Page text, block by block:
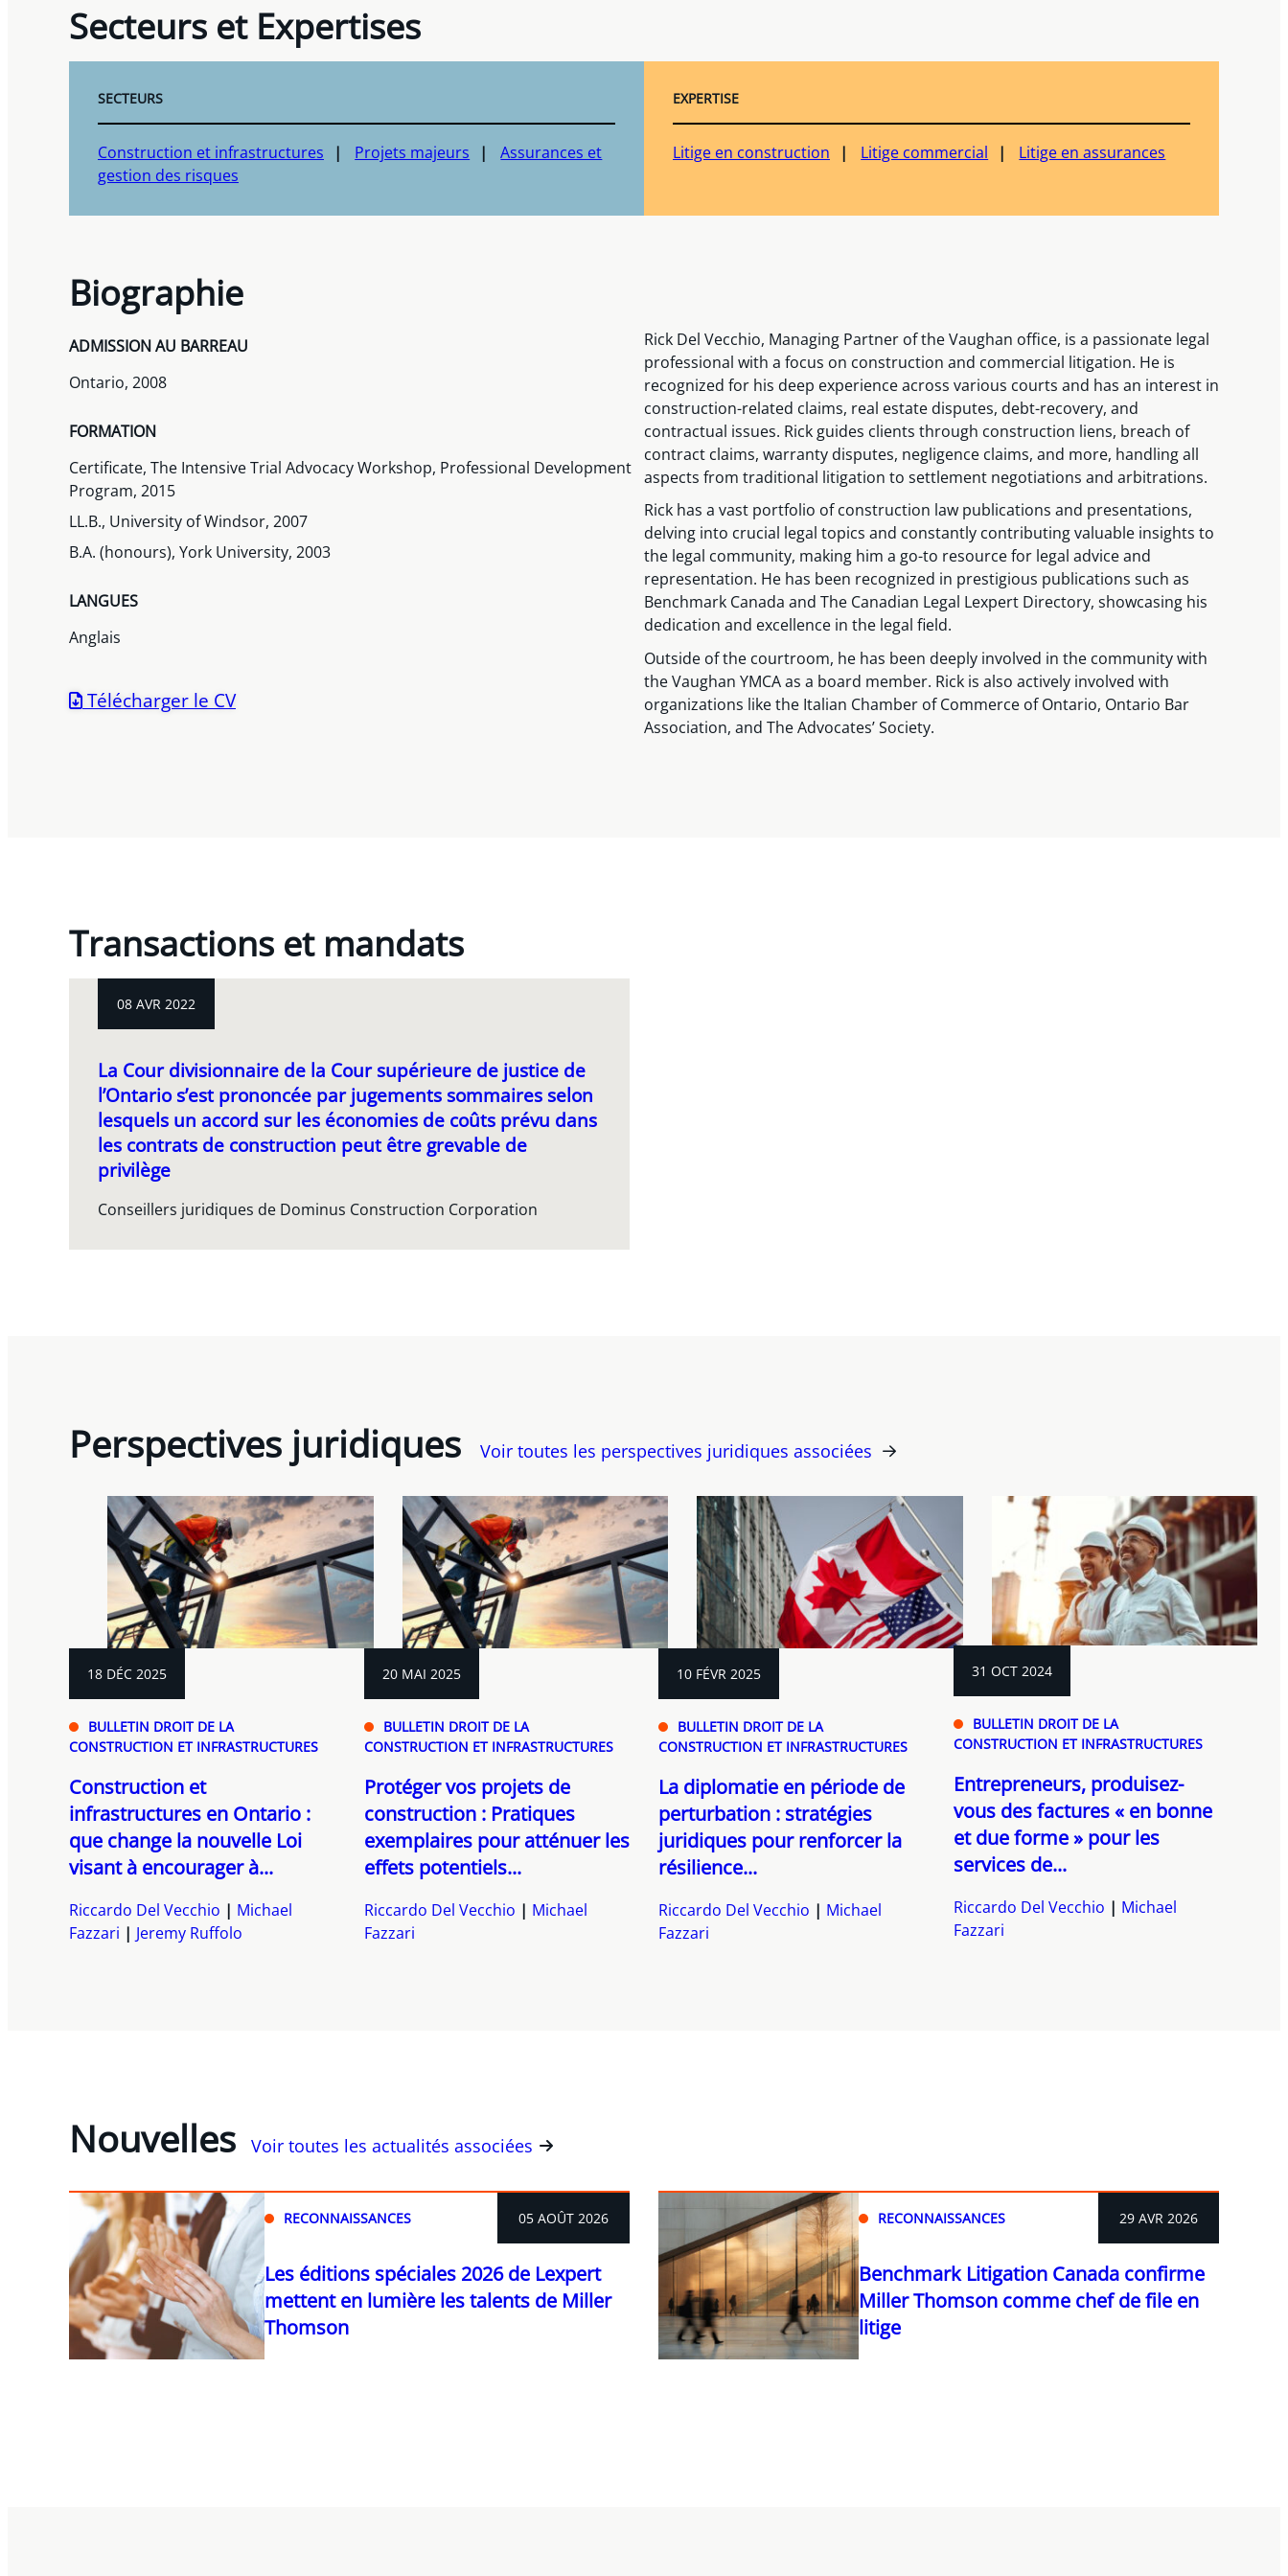
Secteurs et Expertises
SECTEURS
Construction et infrastructures Projets majeurs
Assurances et
gestion des risques
EXPERTISE
Litige en construction Litige commercial Litige en assurances
Biographie
ADMISSION AU BARREAU
Ontario, 2008
FORMATION
Certificate, The Intensive Trial Advocacy Workshop, Professional Development
Program, 2015
LL.B., University of Windsor, 2007
B.A. (honours), York University, 2003
LANGUES
Anglais
Télécharger le CV
Rick Del Vecchio, Managing Partner of the Vaughan office, is a passionate legal
professional with a focus on construction and commercial litigation. He is
recognized for his deep experience across various courts and has an interest in
construction-related claims, real estate disputes, debt-recovery, and
contractual issues. Rick guides clients through construction liens, breach of
contract claims, warranty disputes, negligence claims, and more, handling all
aspects from traditional litigation to settlement negotiations and arbitrations.
Rick has a vast portfolio of construction law publications and presentations,
delving into crucial legal topics and constantly contributing valuable insights to
the legal community, making him a go-to resource for legal advice and
representation. He has been recognized in prestigious publications such as
Benchmark Canada and The Canadian Legal Lexpert Directory, showcasing his
dedication and excellence in the legal field.
Outside of the courtroom, he has been deeply involved in the community with
the Vaughan YMCA as a board member. Rick is also actively involved with
organizations like the Italian Chamber of Commerce of Ontario, Ontario Bar
Association, and The Advocates’ Society.
Transactions et mandats
08 AVR 2022
La Cour divisionnaire de la Cour supérieure de justice de
l’Ontario s’est prononcée par jugements sommaires selon
lesquels un accord sur les économies de coûts prévu dans
les contrats de construction peut être grevable de
privilège
Conseillers juridiques de Dominus Construction Corporation
Perspectives juridiques Voir toutes les perspectives juridiques associées
18 DÉC 2025
BULLETIN DROIT DE LA
CONSTRUCTION ET INFRASTRUCTURES
Construction et
infrastructures en Ontario :
que change la nouvelle Loi
visant à encourager à...
Riccardo Del Vecchio
Michael
Fazzari
Jeremy Ruffolo
20 MAI 2025
BULLETIN DROIT DE LA
CONSTRUCTION ET INFRASTRUCTURES
Protéger vos projets de
construction : Pratiques
exemplaires pour atténuer les
effets potentiels...
Riccardo Del Vecchio
Michael
Fazzari
10 FÉVR 2025
BULLETIN DROIT DE LA
CONSTRUCTION ET INFRASTRUCTURES
La diplomatie en période de
perturbation : stratégies
juridiques pour renforcer la
résilience...
Riccardo Del Vecchio
Michael
Fazzari
31 OCT 2024
BULLETIN DROIT DE LA
CONSTRUCTION ET INFRASTRUCTURES
Entrepreneurs, produisez-
vous des factures « en bonne
et due forme » pour les
services de...
Riccardo Del Vecchio
Michael
Fazzari
Nouvelles Voir toutes les actualités associées
RECONNAISSANCES 05 AOÛT 2026
Les éditions spéciales 2026 de Lexpert
mettent en lumière les talents de Miller
Thomson
RECONNAISSANCES 29 AVR 2026
Benchmark Litigation Canada confirme
Miller Thomson comme chef de file en
litige